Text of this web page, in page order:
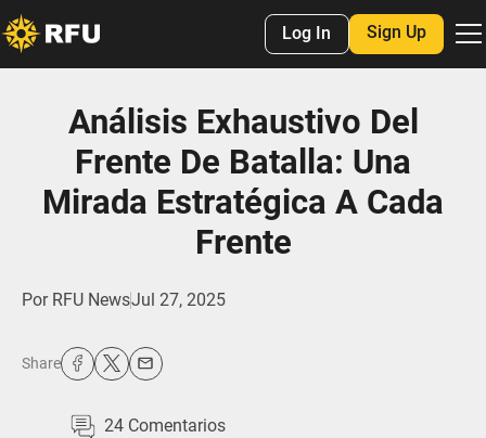
Log In Sign Up
Análisis Exhaustivo Del
Frente De Batalla: Una
Mirada Estratégica A Cada
Frente
Por RFU NewsJul 27, 2025
Share
24 Comentarios